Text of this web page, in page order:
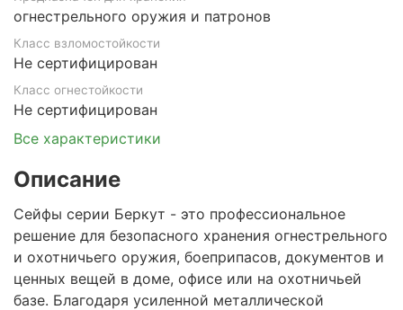
огнестрельного оружия и патронов
Класс взломостойкости
Не сертифицирован
Класс огнестойкости
Не сертифицирован
Все характеристики
Описание
Сейфы серии Беркут - это профессиональное
решение для безопасного хранения огнестрельного
и охотничьего оружия, боеприпасов, документов и
ценных вещей в доме, офисе или на охотничьей
базе. Благодаря усиленной металлической